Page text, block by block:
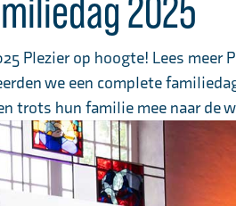
2025
Plezier op hoogte! Lees
we een complete
trots hun familie mee naar de